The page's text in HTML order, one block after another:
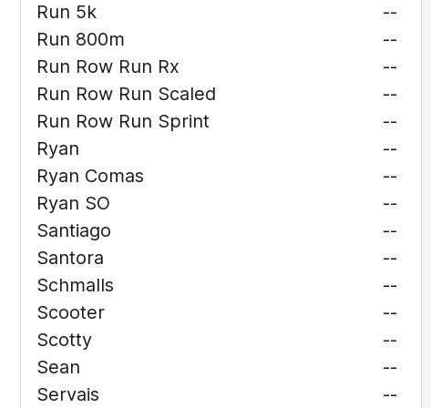
Run 5k
--
Run 800m
--
Run Row Run Rx
--
Run Row Run Scaled
--
Run Row Run Sprint
--
Ryan
--
Ryan Comas
--
Ryan SO
--
Santiago
--
Santora
--
Schmalls
--
Scooter
--
Scotty
--
Sean
--
Servais
--